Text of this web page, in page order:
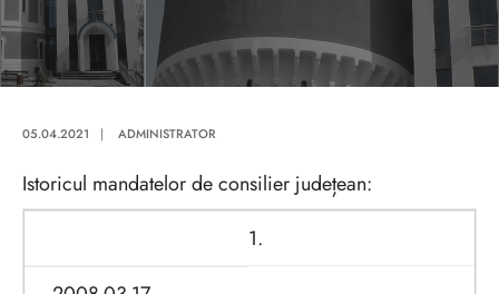
05.04.2021 | ADMINISTRATOR
Istoricul mandatelor de consilier județean:
1.